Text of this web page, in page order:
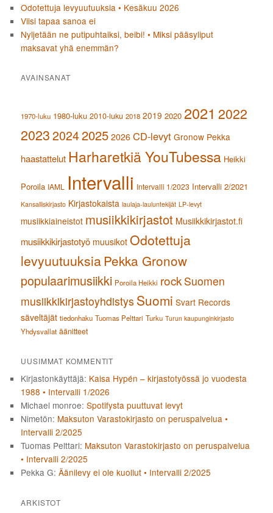
Odotettuja levyuutuuksia • Kesäkuu 2026
Viisi tapaa sanoa ei
Nyljetään ne putipuhtaiksi, beibi! • Miksi pääsyliput
maksavat yhä enemmän?
AVAINSANAT
1970-luku 1980-luku 2010-luku 2018 2019 2020 2021 2022
202320242025 2026 CD-levyt Gronow Pekka
haastattelut Harharetkiä YouTubessa Heikki
Poroila IAML Intervalli Intervalli 1/2023 Intervalli 2/2021
Kansalliskirjasto Kirjastokaista laulaja-lauluntekijät LP-levyt
musiikkiaineistot musiikkikirjastot Musiikkikirjastot.fi
musiikkikirjastotyö muusikot Odotettuja
levyuutuuksiaPekka Gronow
populaarimusiikki Poroila Heikki rock Suomen
musiikkikirjastoyhdistys Suomi Svart Records
säveltäjät tiedonhaku Tuomas Pelttari Turku Turun kaupunginkirjasto
Yhdysvallat äänitteet
UUSIMMAT KOMMENTIT
Kirjastonkäyttäjä: Kaisa Hypén – kirjastotyössä jo vuodesta
1988 • Intervalli 1/2026
Michael monroe:Spotifysta puuttuvat levyt
Nimetön: Maksuton Varastokirjasto on peruspalvelua •
Intervalli 2/2025
Tuomas Pelttari: Maksuton Varastokirjasto on peruspalvelua
• Intervalli 2/2025
Pekka G:Äänilevy ei ole kuollut • Intervalli 2/2025
ARKISTOT